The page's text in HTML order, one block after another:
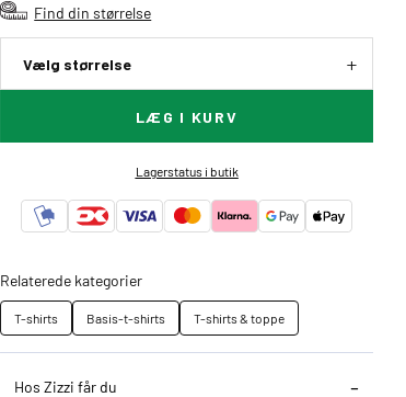
Find din størrelse
Vælg størrelse
LÆG I KURV
Lagerstatus i butik
Relaterede kategorier
T-shirts Basis-t-shirts T-shirts & toppe
Hos Zizzi får du